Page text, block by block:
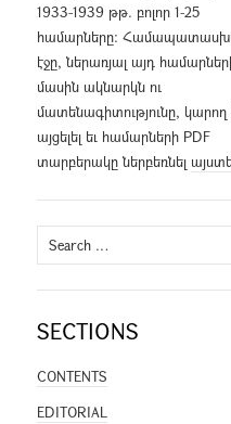
1933-1939 թթ. բոլոր 1-25
համարները։
էջը, ներառյալ այդ
մասին ակնարկն ու
մատենագիտությունը, կարող
այցելել եւ համարների PDF
տարբերակը ներբեռնել
Search
for:
SECTIONS
CONTENTS
EDITORIAL